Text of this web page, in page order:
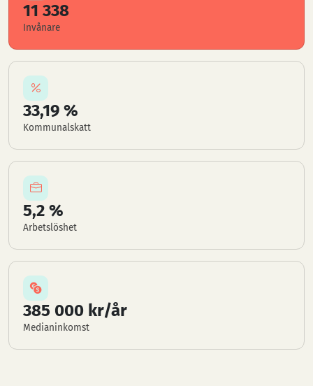
11 338
Invånare
33,19 %
Kommunalskatt
5,2 %
Arbetslöshet
385 000 kr/år
Medianinkomst